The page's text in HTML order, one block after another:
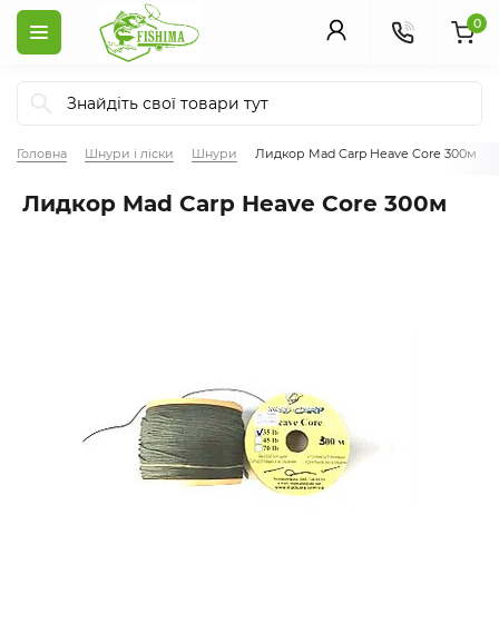
0
Головна Шнури і ліски Шнури Лидкор Mad Carp Heave Core 300м
Лидкор Mad Carp Heave Core 300м